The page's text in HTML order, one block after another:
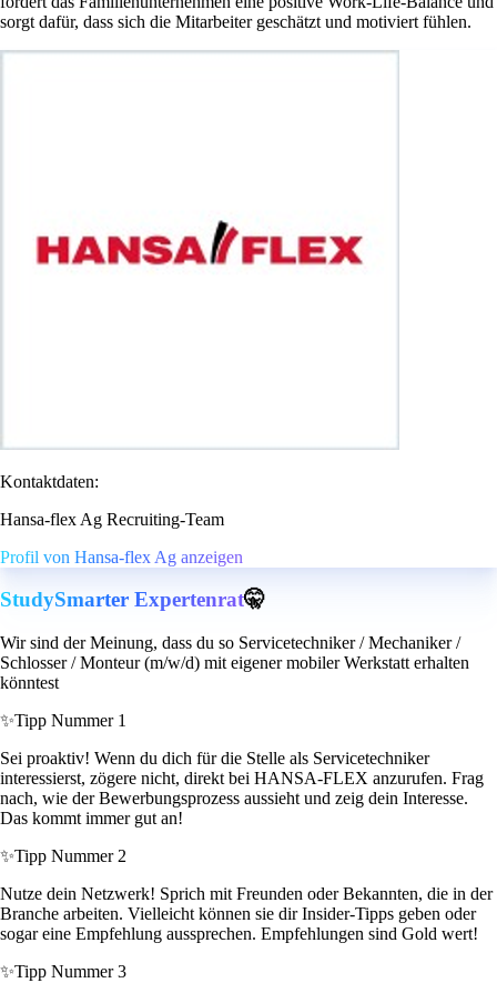
sorgt dafür, dass sich die Mitarbeiter geschätzt und motiviert fühlen.
Kontaktdaten:
Hansa-flex Ag Recruiting-Team
Profil von Hansa-flex Ag anzeigen
StudySmarter Expertenrat🤫
Wir sind der Meinung, dass du so Servicetechniker / Mechaniker /
Schlosser / Monteur (m/w/d) mit eigener mobiler Werkstatt erhalten
könntest
✨Tipp Nummer 1
Sei proaktiv! Wenn du dich für die Stelle als Servicetechniker
interessierst, zögere nicht, direkt bei HANSA-FLEX anzurufen. Frag
nach, wie der Bewerbungsprozess aussieht und zeig dein Interesse.
Das kommt immer gut an!
✨Tipp Nummer 2
Nutze dein Netzwerk! Sprich mit Freunden oder Bekannten, die in der
Branche arbeiten. Vielleicht können sie dir Insider-Tipps geben oder
sogar eine Empfehlung aussprechen. Empfehlungen sind Gold wert!
✨Tipp Nummer 3